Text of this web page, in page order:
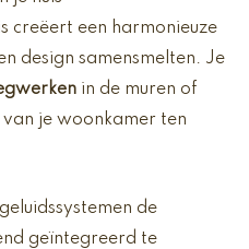
creëert een harmonieuze
design samensmelten. Je
in de muren of
je woonkamer ten
de
geïntegreerd te